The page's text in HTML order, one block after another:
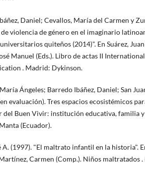
Daniel; Cevallos, María del Carmen y
violencia de género en el imaginario
quiteños (2014)". En Suárez,
Manuel (Eds.). Libro de actas II
. Madrid: Dykinson.
Ángeles; Barredo Ibáñez, Daniel; San
evaluación). Tres espacios ecosistémicos
Buen Vivir: institución educativa, familia
(Ecuador).
A. (1997). "El maltrato infantil en la historia".
Carmen (Comp.). Niños maltratados